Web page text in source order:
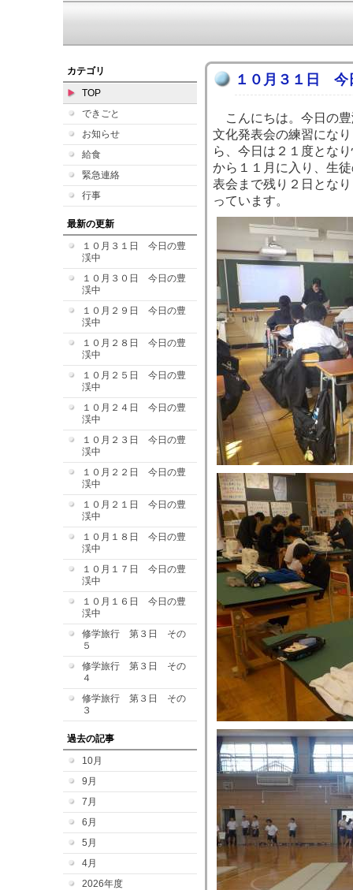
カテゴリ
TOP
できごと
お知らせ
給食
緊急連絡
行事
最新の更新
１０月３１日 今日の豊
渓中
１０月３０日 今日の豊
渓中
１０月２９日 今日の豊
渓中
１０月２８日 今日の豊
渓中
１０月２５日 今日の豊
渓中
１０月２４日 今日の豊
渓中
１０月２３日 今日の豊
渓中
１０月２２日 今日の豊
渓中
１０月２１日 今日の豊
渓中
１０月１８日 今日の豊
渓中
１０月１７日 今日の豊
渓中
１０月１６日 今日の豊
渓中
修学旅行 第３日 その
５
修学旅行 第３日 その
４
修学旅行 第３日 その
３
過去の記事
10月
9月
7月
6月
5月
4月
2026年度
１０月３１日 今
こんにちは。今日の豊
文化発表会の練習にな
ら、今日は２１度とな
から１１月に入り、生
表会まで残り２日とな
っています。